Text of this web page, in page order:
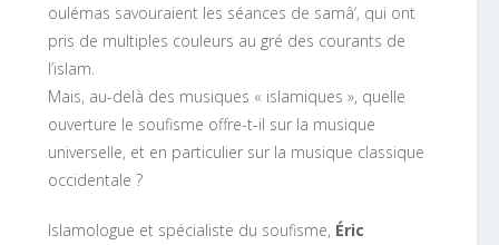
oulémas savouraient les séances de samâ‘, qui ont
pris de multiples couleurs au gré des courants de
l’islam.
Mais, au-delà des musiques « islamiques », quelle
ouverture le soufisme offre-t-il sur la musique
universelle, et en particulier sur la musique classique
occidentale ?
Islamologue et spécialiste du soufisme, Éric